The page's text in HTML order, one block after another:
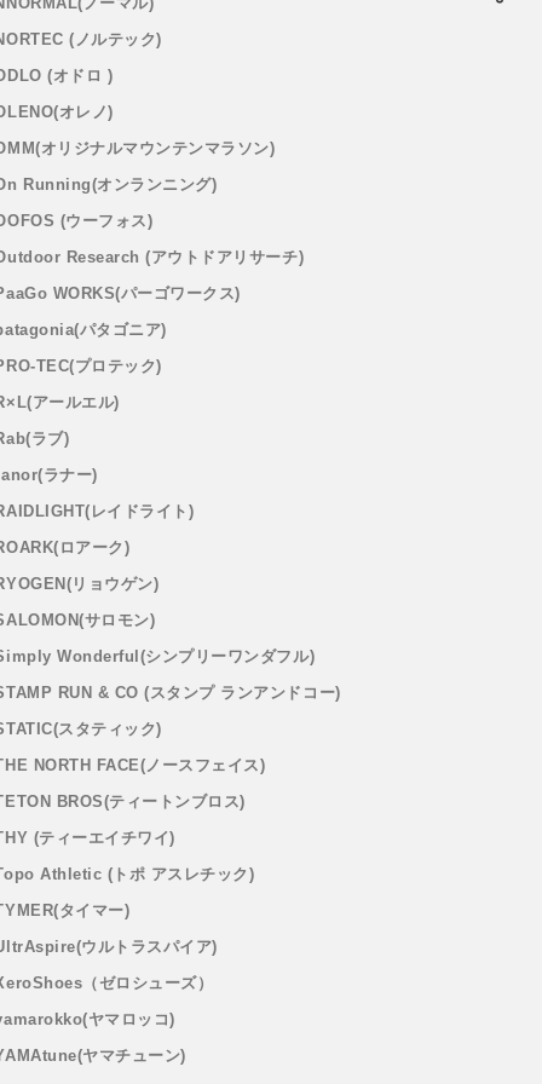
(ノルテック)
(オドロ )
オレノ)
オリジナルマウンテンマラソン)
Running(オンランニング)
(ウーフォス)
Research (アウトドアリサーチ)
WORKS(パーゴワークス)
パタゴニア)
TEC(プロテック)
アールエル)
ラブ)
ラナー)
レイドライト)
ロアーク)
リョウゲン)
サロモン)
Wonderful(シンプリーワンダフル)
RUN & CO (スタンプ ランアンドコー)
スタティック)
NORTH FACE(ノースフェイス)
BROS(ティートンブロス)
(ティーエイチワイ)
Athletic (トポ アスレチック)
タイマー)
ウルトラスパイア)
（ゼロシューズ）
ヤマロッコ)
ヤマチューン)